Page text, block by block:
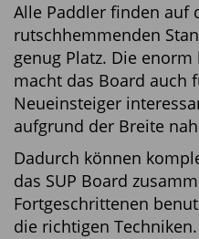
Alle Paddler finden auf
rutschhemmenden
genug Platz. Die
macht das Board auch
Neueinsteiger
aufgrund der Breite
Dadurch können
das SUP Board
Fortgeschrittenen
die richtigen Techniken.